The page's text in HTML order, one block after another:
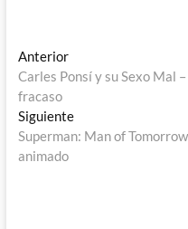
Navegación
de
entradas
AnteriorEntrada
anterior:
Carles Ponsí y su Sexo Mal
fracaso
SiguienteEntrada
siguiente:
Superman: Man of
animado